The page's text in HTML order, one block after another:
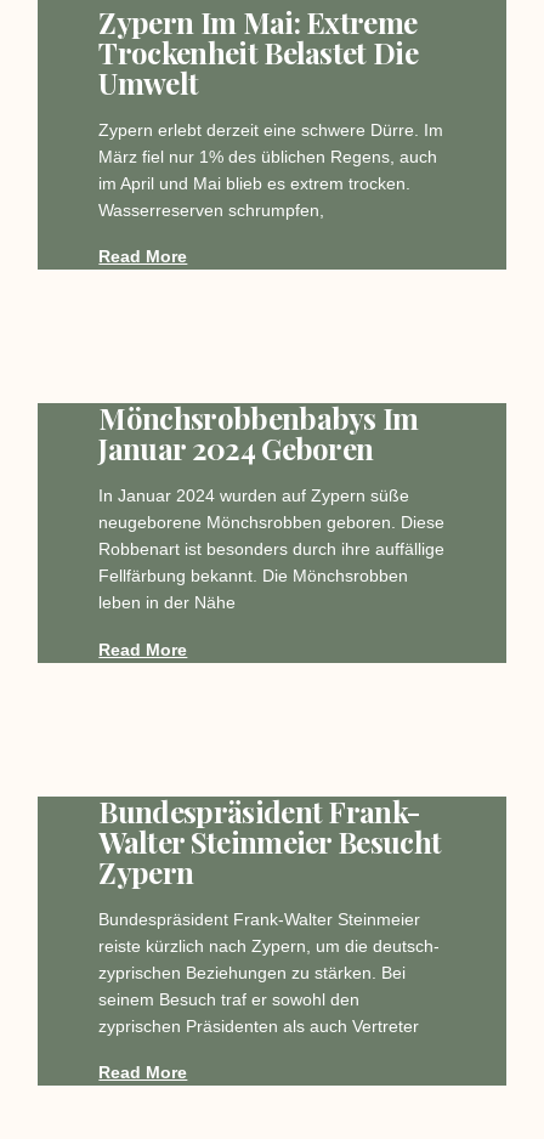
Zypern Im Mai: Extreme
Trockenheit Belastet Die
Umwelt
Zypern erlebt derzeit eine schwere Dürre. Im
März fiel nur 1% des üblichen Regens, auch
im April und Mai blieb es extrem trocken.
Wasserreserven schrumpfen,
Read More
Mönchsrobbenbabys Im
Januar 2024 Geboren
In Januar 2024 wurden auf Zypern süße
neugeborene Mönchsrobben geboren. Diese
Robbenart ist besonders durch ihre auffällige
Fellfärbung bekannt. Die Mönchsrobben
leben in der Nähe
Read More
Bundespräsident Frank-
Walter Steinmeier Besucht
Zypern
Bundespräsident Frank-Walter Steinmeier
reiste kürzlich nach Zypern, um die deutsch-
zyprischen Beziehungen zu stärken. Bei
seinem Besuch traf er sowohl den
zyprischen Präsidenten als auch Vertreter
Read More